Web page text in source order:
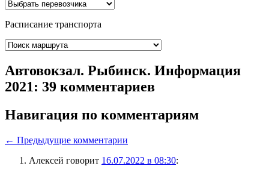
Расписание транспорта
Автовокзал. Рыбинск. Информация
2021: 39 комментариев
Навигация по комментариям
← Предыдущие комментарии
Алексей говорит 16.07.2022 в 08:30: